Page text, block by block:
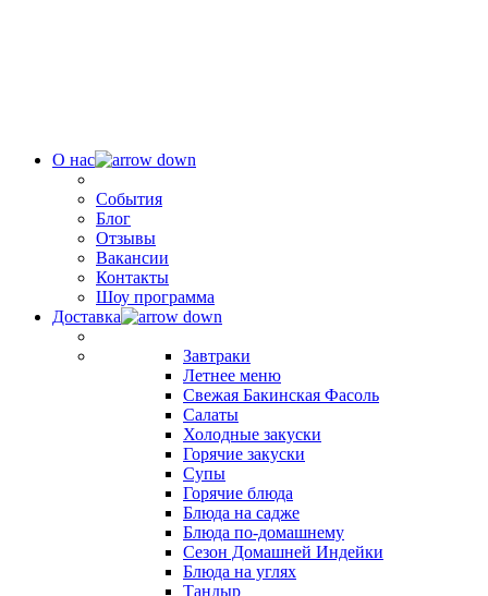
О нас
События
Блог
Отзывы
Вакансии
Контакты
Шоу программа
Доставка
Завтраки
Летнее меню
Свежая Бакинская Фасоль
Салаты
Холодные закуски
Горячие закуски
Супы
Горячие блюда
Блюда на садже
Блюда по-домашнему
Сезон Домашней Индейки
Блюда на углях
Тандыр